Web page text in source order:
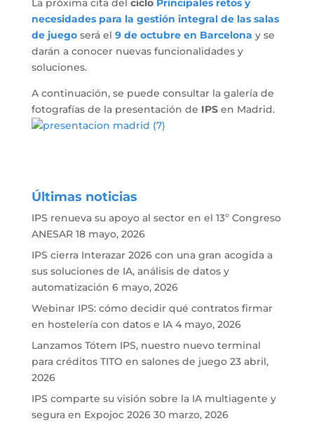
La próxima cita del ciclo Principales retos y
necesidades para la gestión integral de las salas
de juegoserá el 9 de octubre en Barcelona y se
darán a conocer nuevas funcionalidades y
soluciones.
A continuación, se puede consultar la galería de
fotografías de la presentación de IPSen Madrid.
Últimas noticias
IPS renueva su apoyo al sector en el 13º Congreso
ANESAR 18 mayo, 2026
IPS cierra Interazar 2026 con una gran acogida a
sus soluciones de IA, análisis de datos y
automatización 6 mayo, 2026
Webinar IPS: cómo decidir qué contratos firmar
en hostelería con datos e IA 4 mayo, 2026
Lanzamos Tótem IPS, nuestro nuevo terminal
para créditos TITO en salones de juego 23 abril,
2026
IPS comparte su visión sobre la IA multiagente y
segura en Expojoc 2026 30 marzo, 2026